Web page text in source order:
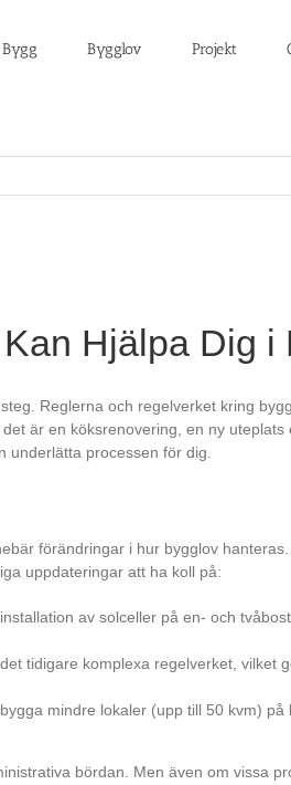
Bygg Bygglov Projekt
Hjälpa Dig i
Reglerna och regelverket kring
är en köksrenovering, en ny
underlätta processen för dig.
förändringar i hur bygglov
uppdateringar att ha koll på:
av solceller på en- och
tidigare komplexa regelverket, vilket
mindre lokaler (upp till 50 kvm)
bördan. Men även om vissa